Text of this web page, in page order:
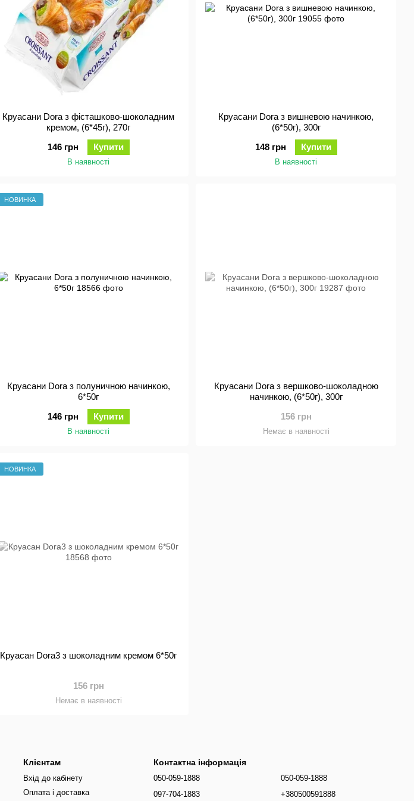
Круасани Dora з фісташково-шоколадним
кремом, (6*45г), 270г
146 грн
Купити
В наявності
Круасани Dora з вишневою начинкою,
(6*50г), 300г
148 грн
Купити
В наявності
НОВИНКА
Круасани Dora з полуничною начинкою,
6*50г
146 грн
Купити
В наявності
Круасани Dora з вершково-шоколадною
начинкою, (6*50г), 300г
156 грн
Немає в наявності
НОВИНКА
Круасан Dora3 з шоколадним кремом 6*50г
156 грн
Немає в наявності
Клієнтам
Вхід до кабінету
Оплата і доставка
Контактна інформація
050-059-1888
097-704-1883
050-059-1888
+380500591888